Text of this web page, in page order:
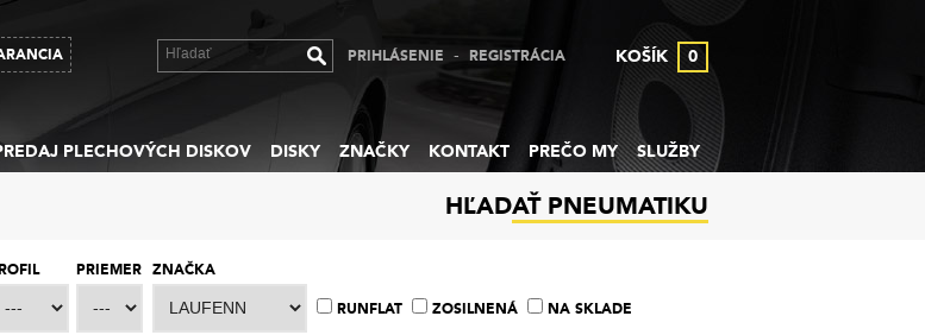
PRIHLÁSENIE - REGISTRÁCIA KOŠÍK 0
PLECHOVÝCH DISKOV DISKY ZNAČKY KONTAKT PREČO MY SLUŽBY
HĽADAŤ PNEUMATIKU
PRIEMER ZNAČKA
RUNFLAT ZOSILNENÁ NA SKLADE